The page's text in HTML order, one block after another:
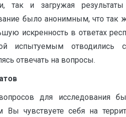
так и загружая
было анонимным, что так
искренность в ответах
испытуемым отводились
отвечать на вопросы.
для исследования
Вы чувствуете себя на